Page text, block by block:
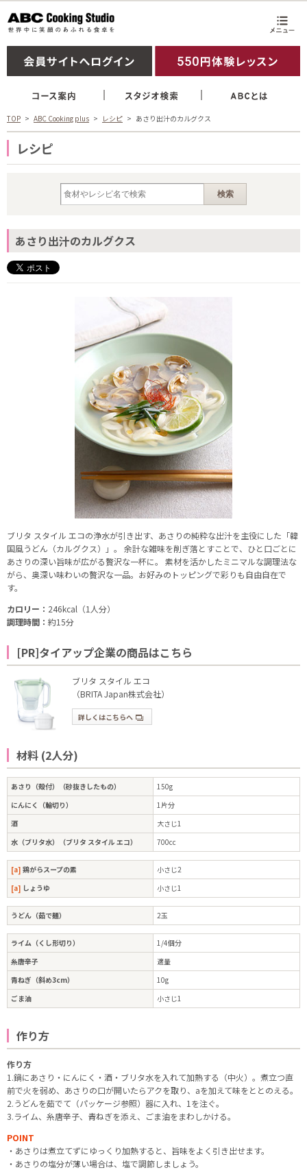
TOP ABC Cooking plus レシピ あさり出汁のカルグクス
レシピ
あさり出汁のカルグクス
ブリタ スタイル エコの浄水が引き出す、あさりの純粋な出汁を主役にした「韓
国風うどん（カルグクス）」。 余計な雑味を削ぎ落とすことで、ひと口ごとに
あさりの深い旨味が広がる贅沢な一杯に。 素材を活かしたミニマルな調理法な
がら、奥深い味わいの贅沢な一品。お好みのトッピングで彩りも自由自在で
す。
カロリー： 246kcal（1人分）
調理時間： 約15分
[PR]タイアップ企業の商品はこちら
ブリタ スタイル エコ
（BRITA Japan株式会社）
詳しくはこちらへ
材料 (2人分)
あさり（殻付）（砂抜きしたもの）
150g
にんにく（輪切り）
1片分
酒
大さじ1
水（ブリタ水）（ブリタ スタイル エコ）
700cc
[a] 鶏がらスープの素
小さじ2
[a] しょうゆ 小さじ1
うどん（茹で麺） 2玉
ライム（くし形切り）
1/4個分
糸唐辛子
適量
青ねぎ（斜め3cm）
10g
ごま油
小さじ1
作り方
作り方
1.鍋にあさり・にんにく・酒・ブリタ水を入れて加熱する（中火）。煮立つ直
前で火を弱め、あさりの口が開いたらアクを取り、aを加えて味をととのえる。
2.うどんを茹でて（パッケージ参照）器に入れ、1を注ぐ。
3.ライム、糸唐辛子、青ねぎを添え、ごま油をまわしかける。
POINT
・あさりは煮立てずにゆっくり加熱すると、旨味をよく引き出せます。
・あさりの塩分が薄い場合は、塩で調節しましょう。